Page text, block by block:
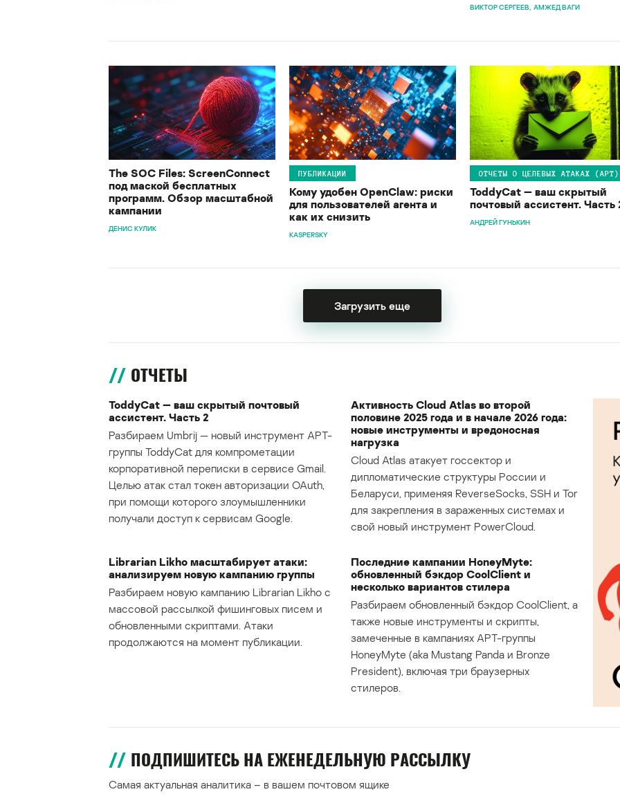
ВИКТОР СЕРГЕЕВ АМЖЕД ВАГИ
The SOC Files: ScreenConnect
под маской бесплатных
программ. Обзор масштабной
кампании
ДЕНИС КУЛИК
ПУБЛИКАЦИИ
Кому удобен OpenClaw: риски
для пользователей агента и
как их снизить
KASPERSKY
ОТЧЕТЫ О ЦЕЛЕВЫХ АТАКАХ (APT)
ToddyCat — ваш скрытый
почтовый ассистент. Часть
АНДРЕЙ ГУНЬКИН
Загрузить еще
ОТЧЕТЫ
ToddyCat — ваш скрытый почтовый
ассистент. Часть 2
Разбираем Umbrij — новый инструмент APT-
группы ToddyCat для компрометации
корпоративной переписки в сервисе Gmail.
Целью атак стал токен авторизации OAuth,
при помощи которого злоумышленники
получали доступ к сервисам Google.
Активность Cloud Atlas во второй
половине 2025 года и в начале 2026 года:
новые инструменты и вредоносная
нагрузка
Cloud Atlas атакует госсектор и
дипломатические структуры России и
Беларуси, применяя ReverseSocks, SSH и Tor
для закрепления в зараженных системах и
свой новый инструмент PowerCloud.
Librarian Likho масштабирует атаки:
анализируем новую кампанию группы
Разбираем новую кампанию Librarian Likho с
массовой рассылкой фишинговых писем и
обновленными скриптами. Атаки
продолжаются на момент публикации.
Последние кампании HoneyMyte:
обновленный бэкдор CoolClient и
несколько вариантов стилера
Разбираем обновленный бэкдор CoolClient, а
также новые инструменты и скрипты,
замеченные в кампаниях APT-группы
HoneyMyte (aka Mustang Panda и Bronze
President), включая три браузерных
стилеров.
ПОДПИШИТЕСЬ НА ЕЖЕНЕДЕЛЬНУЮ РАССЫЛКУ
Самая актуальная аналитика – в вашем почтовом ящике